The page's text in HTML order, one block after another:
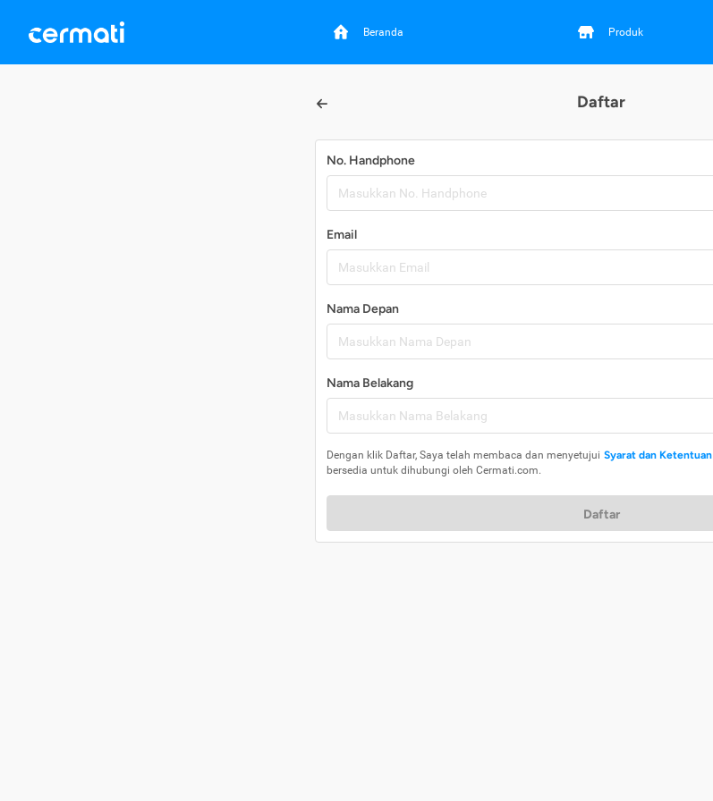
Beranda Produk
Daftar
No. Handphone
Email
Nama Depan
Nama Belakang
Dengan klik Daftar, Saya telah membaca dan menyetujui Syarat dan Ketentuan
bersedia untuk dihubungi oleh Cermati.com.
Daftar